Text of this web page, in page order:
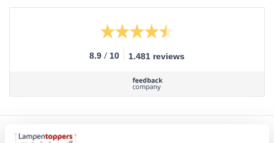
8.9 / 10 1.481 reviews
Beschrijving